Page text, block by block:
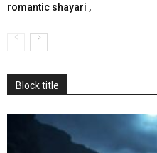
romantic shayari ,
Block title